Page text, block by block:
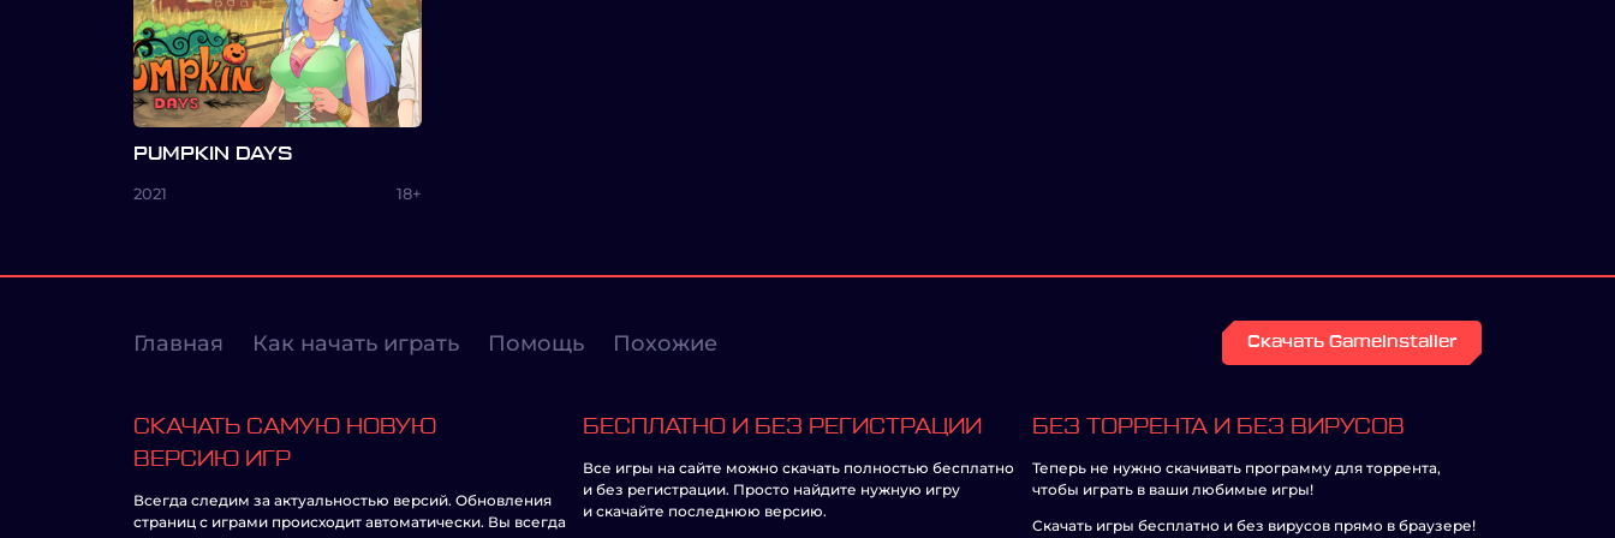
PUMPKIN DAYS
2021 18+
Главная Как начать играть Помощь Похожие Скачать GameInstaller
СКАЧАТЬ САМУЮ НОВУЮ
ВЕРСИЮ ИГР
Всегда следим за актуальностью версий. Обновления
страниц с играми происходит автоматически. Вы всегда
БЕСПЛАТНО И БЕЗ РЕГИСТРАЦИИ
Все игры на сайте можно скачать полностью бесплатно
и без регистрации. Просто найдите нужную игру
и скачайте последнюю версию.
БЕЗ ТОРРЕНТА И БЕЗ ВИРУСОВ
Теперь не нужно скачивать программу для торрента,
чтобы играть в ваши любимые игры!
Скачать игры бесплатно и без вирусов прямо в браузере!